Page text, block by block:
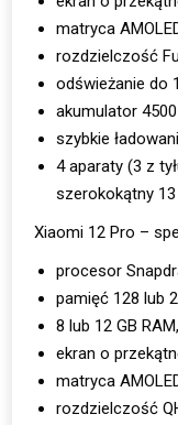
matryca
rozdzielczość
odświeżanie do
akumulator
szybkie
4 aparaty (3 z
szerokokątny 13
Xiaomi 12 Pro –
procesor
pamięć 128 lub
8 lub 12 GB RAM,
ekran o
matryca
rozdzielczość